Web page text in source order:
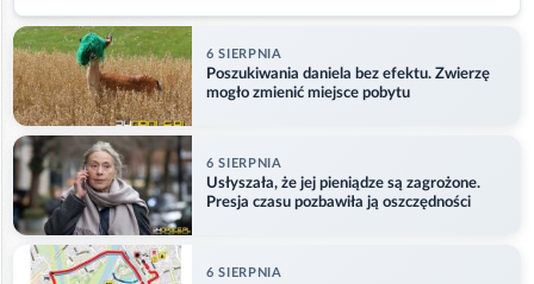
6 SIERPNIA
Poszukiwania daniela bez efektu. Zwierzę
mogło zmienić miejsce pobytu
6 SIERPNIA
Usłyszała, że jej pieniądze są zagrożone.
Presja czasu pozbawiła ją oszczędności
6 SIERPNIA